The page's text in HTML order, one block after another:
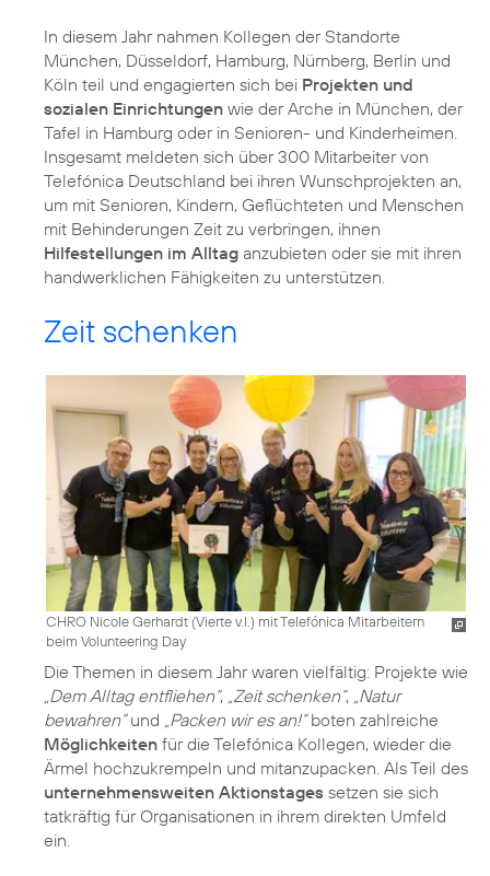
In diesem Jahr nahmen Kollegen der Standorte
München, Düsseldorf, Hamburg, Nürnberg, Berlin und
Köln teil und engagierten sich bei Projekten und
sozialen Einrichtungen wie der Arche in München, der
Tafel in Hamburg oder in Senioren- und Kinderheimen.
Insgesamt meldeten sich über 300 Mitarbeiter von
Telefónica Deutschland bei ihren Wunschprojekten an,
um mit Senioren, Kindern, Geflüchteten und Menschen
mit Behinderungen Zeit zu verbringen, ihnen
Hilfestellungen im Alltag anzubieten oder sie mit ihren
handwerklichen Fähigkeiten zu unterstützen.
Zeit schenken
CHRO Nicole Gerhardt (Vierte v.l.) mit Telefónica Mitarbeitern
beim Volunteering Day
Die Themen in diesem Jahr waren vielfältig: Projekte wie
„Dem Alltag entfliehen“, „Zeit schenken“, „Natur
bewahren“und „Packen wir es an!“boten zahlreiche
Möglichkeiten für die Telefónica Kollegen, wieder die
Ärmel hochzukrempeln und mitanzupacken. Als Teil des
unternehmensweiten Aktionstages setzen sie sich
tatkräftig für Organisationen in ihrem direkten Umfeld
ein.